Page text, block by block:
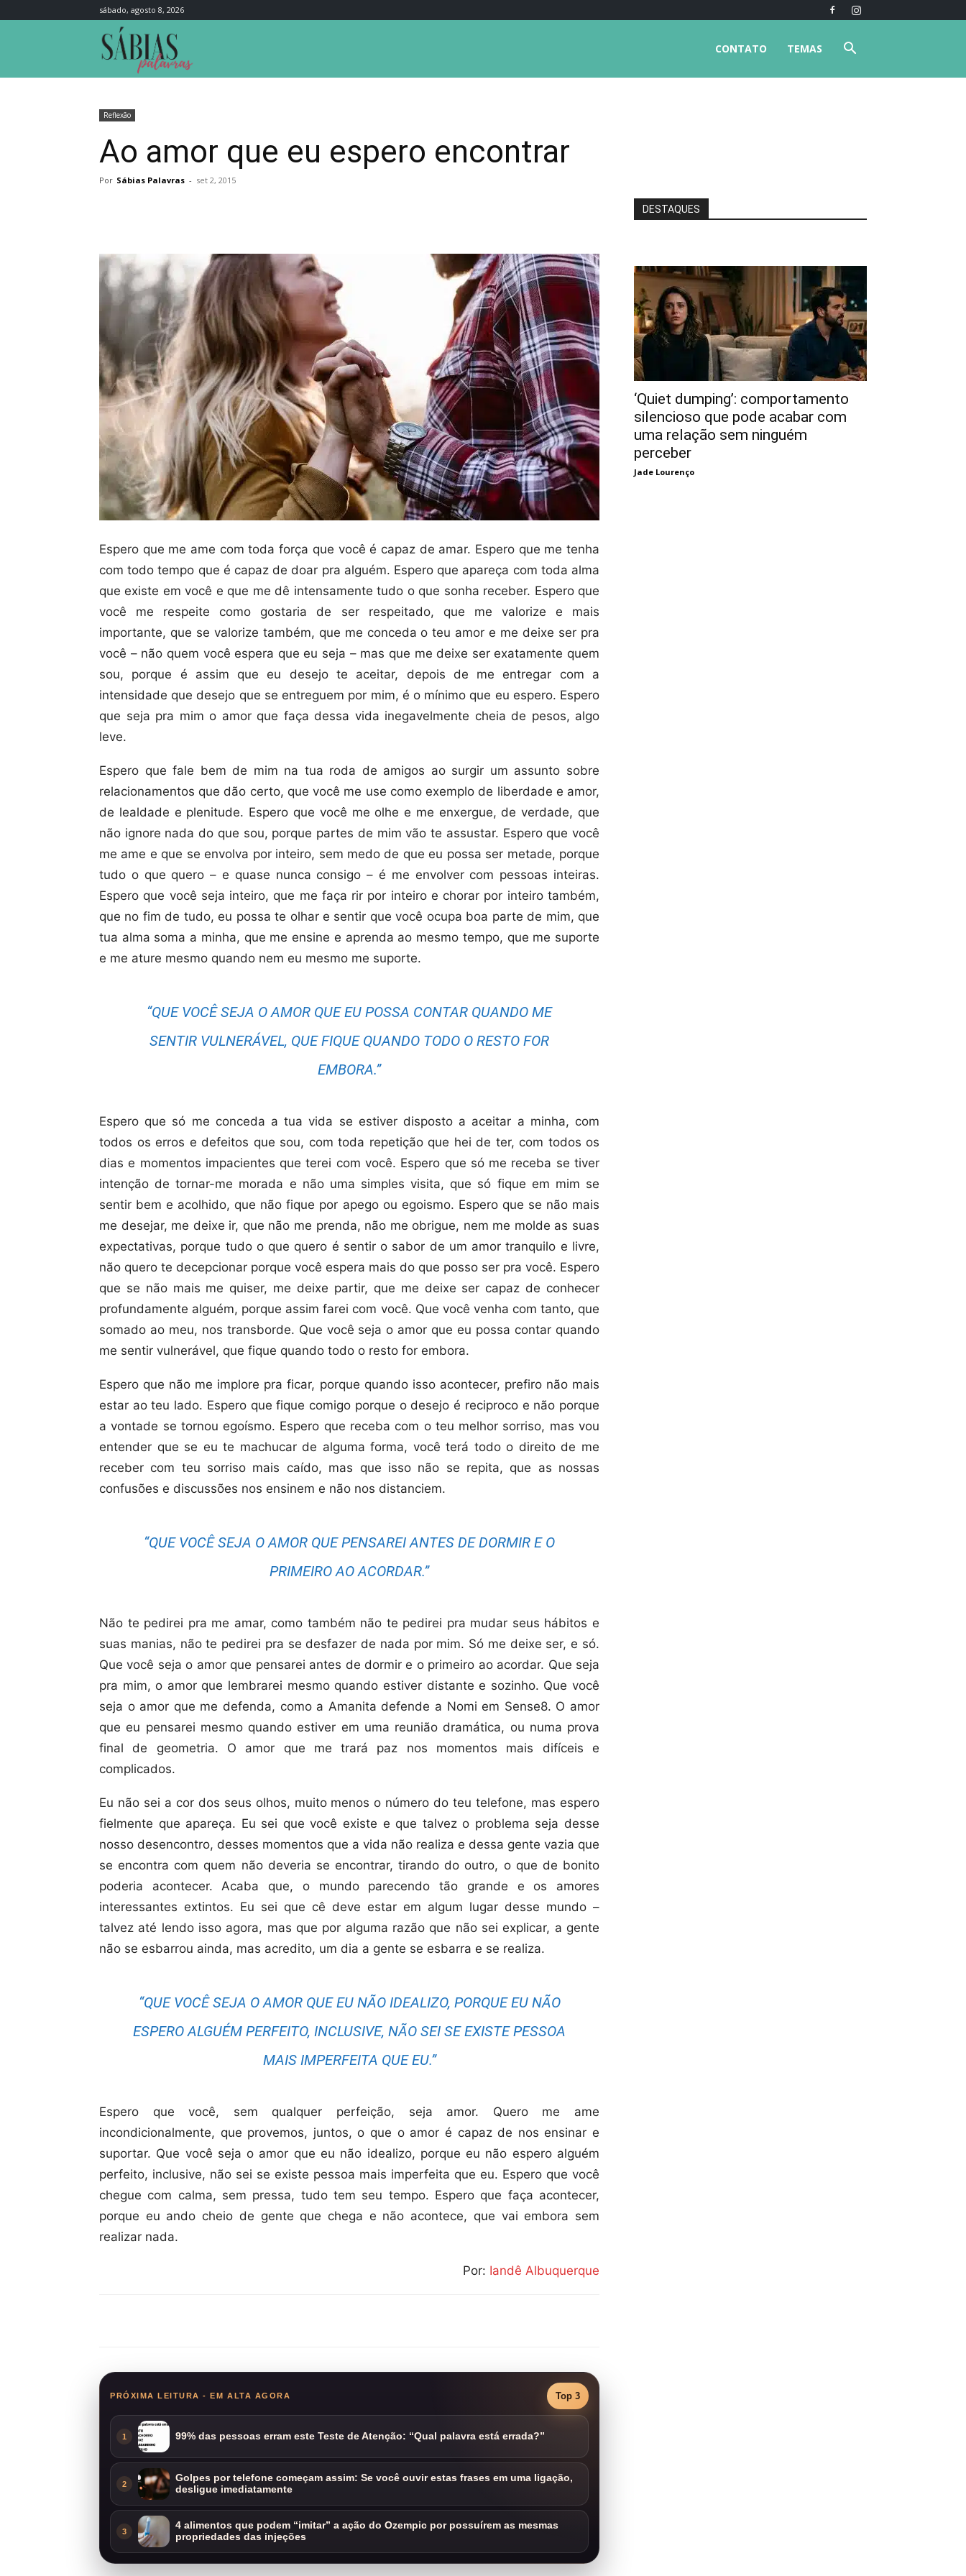
sábado, agosto 8, 2026
TEMAS
CONTATO
Reflexão
Ao amor que eu espero encontrar
Por Sábias Palavras - set 2, 2015
Espero que me ame com toda força que você é capaz de amar. Espero que me tenha
com todo tempo que é capaz de doar pra alguém. Espero que apareça com toda alma
que existe em você e que me dê intensamente tudo o que sonha receber. Espero que
você me respeite como gostaria de ser respeitado, que me valorize e mais
importante, que se valorize também, que me conceda o teu amor e me deixe ser pra
você – não quem você espera que eu seja – mas que me deixe ser exatamente quem
sou, porque é assim que eu desejo te aceitar, depois de me entregar com a
intensidade que desejo que se entreguem por mim, é o mínimo que eu espero. Espero
que seja pra mim o amor que faça dessa vida inegavelmente cheia de pesos, algo
leve.
Espero que fale bem de mim na tua roda de amigos ao surgir um assunto sobre
relacionamentos que dão certo, que você me use como exemplo de liberdade e amor,
de lealdade e plenitude. Espero que você me olhe e me enxergue, de verdade, que
não ignore nada do que sou, porque partes de mim vão te assustar. Espero que você
me ame e que se envolva por inteiro, sem medo de que eu possa ser metade, porque
tudo o que quero – e quase nunca consigo – é me envolver com pessoas inteiras.
Espero que você seja inteiro, que me faça rir por inteiro e chorar por inteiro também,
que no fim de tudo, eu possa te olhar e sentir que você ocupa boa parte de mim, que
tua alma soma a minha, que me ensine e aprenda ao mesmo tempo, que me suporte
e me ature mesmo quando nem eu mesmo me suporte.
“QUE VOCÊ SEJA O AMOR QUE EU POSSA CONTAR QUANDO ME
SENTIR VULNERÁVEL, QUE FIQUE QUANDO TODO O RESTO FOR
EMBORA.”
Espero que só me conceda a tua vida se estiver disposto a aceitar a minha, com
todos os erros e defeitos que sou, com toda repetição que hei de ter, com todos os
dias e momentos impacientes que terei com você. Espero que só me receba se tiver
intenção de tornar-me morada e não uma simples visita, que só fique em mim se
sentir bem e acolhido, que não fique por apego ou egoismo. Espero que se não mais
me desejar, me deixe ir, que não me prenda, não me obrigue, nem me molde as suas
expectativas, porque tudo o que quero é sentir o sabor de um amor tranquilo e livre,
não quero te decepcionar porque você espera mais do que posso ser pra você. Espero
que se não mais me quiser, me deixe partir, que me deixe ser capaz de conhecer
profundamente alguém, porque assim farei com você. Que você venha com tanto, que
somado ao meu, nos transborde. Que você seja o amor que eu possa contar quando
me sentir vulnerável, que fique quando todo o resto for embora.
Espero que não me implore pra ficar, porque quando isso acontecer, prefiro não mais
estar ao teu lado. Espero que fique comigo porque o desejo é reciproco e não porque
a vontade se tornou egoísmo. Espero que receba com o teu melhor sorriso, mas vou
entender que se eu te machucar de alguma forma, você terá todo o direito de me
receber com teu sorriso mais caído, mas que isso não se repita, que as nossas
confusões e discussões nos ensinem e não nos distanciem.
“QUE VOCÊ SEJA O AMOR QUE PENSAREI ANTES DE DORMIR E O
PRIMEIRO AO ACORDAR.”
Não te pedirei pra me amar, como também não te pedirei pra mudar seus hábitos e
suas manias, não te pedirei pra se desfazer de nada por mim. Só me deixe ser, e só.
Que você seja o amor que pensarei antes de dormir e o primeiro ao acordar. Que seja
pra mim, o amor que lembrarei mesmo quando estiver distante e sozinho. Que você
seja o amor que me defenda, como a Amanita defende a Nomi em Sense8. O amor
que eu pensarei mesmo quando estiver em uma reunião dramática, ou numa prova
final de geometria. O amor que me trará paz nos momentos mais difíceis e
complicados.
Eu não sei a cor dos seus olhos, muito menos o número do teu telefone, mas espero
fielmente que apareça. Eu sei que você existe e que talvez o problema seja desse
nosso desencontro, desses momentos que a vida não realiza e dessa gente vazia que
se encontra com quem não deveria se encontrar, tirando do outro, o que de bonito
poderia acontecer. Acaba que, o mundo parecendo tão grande e os amores
interessantes extintos. Eu sei que cê deve estar em algum lugar desse mundo –
talvez até lendo isso agora, mas que por alguma razão que não sei explicar, a gente
não se esbarrou ainda, mas acredito, um dia a gente se esbarra e se realiza.
“QUE VOCÊ SEJA O AMOR QUE EU NÃO IDEALIZO, PORQUE EU NÃO
ESPERO ALGUÉM PERFEITO, INCLUSIVE, NÃO SEI SE EXISTE PESSOA
MAIS IMPERFEITA QUE EU.”
Espero que você, sem qualquer perfeição, seja amor. Quero me ame
incondicionalmente, que provemos, juntos, o que o amor é capaz de nos ensinar e
suportar. Que você seja o amor que eu não idealizo, porque eu não espero alguém
perfeito, inclusive, não sei se existe pessoa mais imperfeita que eu. Espero que você
chegue com calma, sem pressa, tudo tem seu tempo. Espero que faça acontecer,
porque eu ando cheio de gente que chega e não acontece, que vai embora sem
realizar nada.
Por: Iandê Albuquerque
PRÓXIMA LEITURA - EM ALTA AGORA Top 3
1 99% das pessoas erram este Teste de Atenção: “Qual palavra está errada?”
2
Golpes por telefone começam assim: Se você ouvir estas frases em uma ligação,
desligue imediatamente
3
4 alimentos que podem “imitar” a ação do Ozempic por possuírem as mesmas
propriedades das injeções
DESTAQUES
‘Quiet dumping’: comportamento
silencioso que pode acabar com
uma relação sem ninguém
perceber
Jade Lourenço